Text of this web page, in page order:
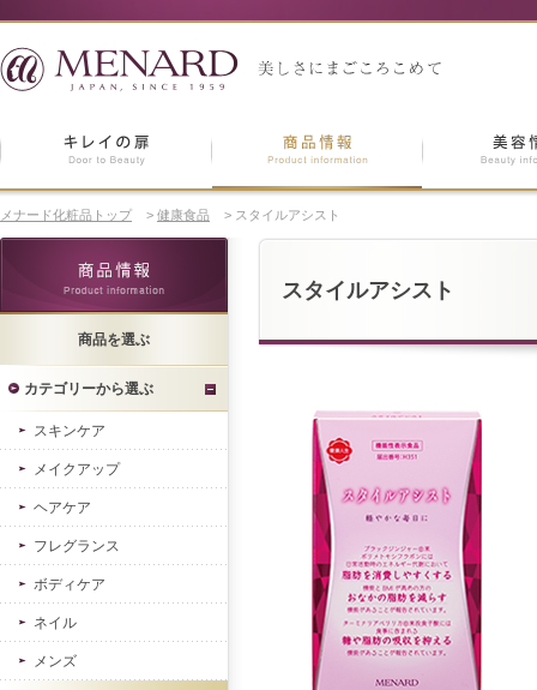
メナード化粧品トップ > 健康食品 > スタイルアシスト
スタイルアシスト
商品を選ぶ
カテゴリーから選ぶ
スキンケア
メイクアップ
ヘアケア
フレグランス
ボディケア
ネイル
メンズ